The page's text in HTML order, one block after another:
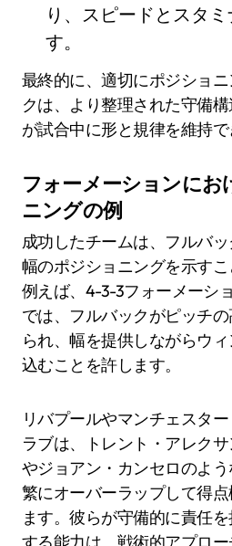
り、スピードとスタ
す。
最終的に、適切にポジショ
クは、より整理された守備
が試合中に形と規律を維持で
フォーメーションにお
ニングの例
成功したチームは、フルバ
幅のポジショニングを示すこ
例えば、4-3-3フォーメーシ
では、フルバックがピッチ
られ、幅を提供しながらウ
込むことを許します。
リバプールやマンチェスタ
ラブは、トレント・アレク
やジョアン・カンセロのよ
繁にオーバーラップして得
ます。彼らが守備的に責任